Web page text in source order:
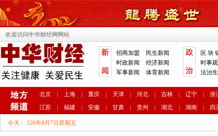
欢迎访问中华财经网网站
招商加盟
民生新闻
时政新闻
经济新闻
军事新闻
体育新闻
区 块
时事
法治
北京 上海 重庆 天津 河北 吉林 辽宁
浙
江苏
福建 安徽 甘肃 贵州 湖北 湖南 四
今天： 126年8月7日星期五